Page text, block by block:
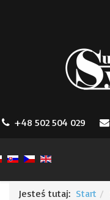
+48 502 504 029
Jesteś tutaj: Start